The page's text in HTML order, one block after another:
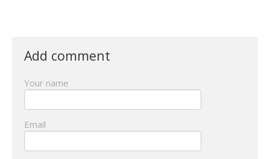
Add comment
Your name
Email